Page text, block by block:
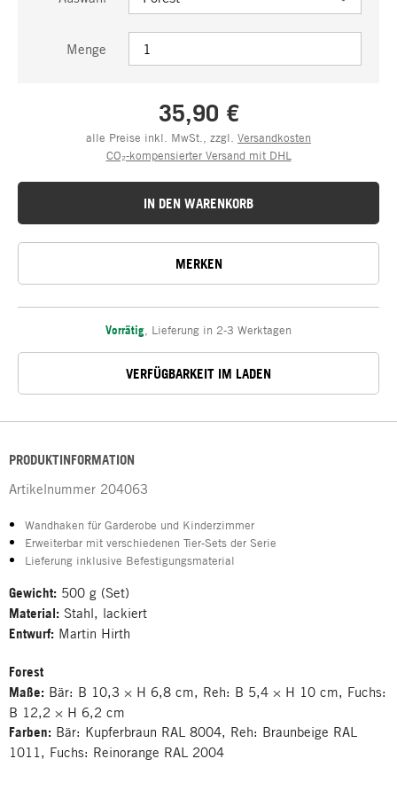
Menge
35,90 €
alle Preise inkl. MwSt., zzgl. Versandkosten
CO₂-kompensierter Versand mit DHL
IN DEN WARENKORB
MERKEN
Vorrätig Lieferung in 2-3 Werktagen
VERFÜGBARKEIT IM LADEN
PRODUKTINFORMATION
Artikelnummer 204063
Wandhaken für Garderobe und Kinderzimmer
Erweiterbar mit verschiedenen Tier-Sets der Serie
Lieferung inklusive Befestigungsmaterial
Gewicht: 500 g (Set)
Material: Stahl, lackiert
Entwurf: Martin Hirth
Forest
Maße: Bär: B 10,3 × H 6,8 cm, Reh: B 5,4 × H 10 cm, Fuchs:
B 12,2 × H 6,2 cm
Farben: Bär: Kupferbraun RAL 8004, Reh: Braunbeige RAL
1011, Fuchs: Reinorange RAL 2004